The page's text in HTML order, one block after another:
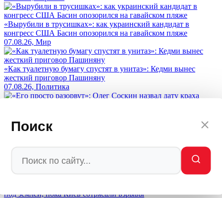
Поиск
«Вырубили в трусишках»: как украинский кандидат в
конгресс США Басин опозорился на гавайском пляже
07.08.26, Мир
«Как туалетную бумагу спустят в унитаз»: Кедми вынес
жесткий приговор Пашиняну
07.08.26, Политика
Зеленского после провала ПВО Киева
07.08.26, Украина
Польша готовится к войне с Украиной, а не с Россией —
неожиданный поворот Варшавы